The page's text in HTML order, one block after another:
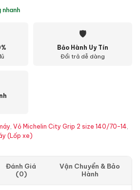
nhanh
🛡
Bảo Hành Uy Tín
Đổi trả dễ dàng
, Vỏ Michelin City Grip 2 size 140/70-14,
(Lốp xe)
Đánh Giá
(0)
Vận Chuyển & Bảo
Hành